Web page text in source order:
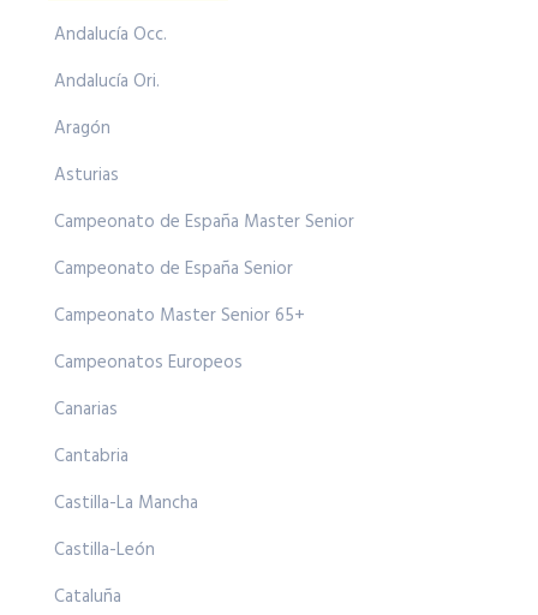
Andalucía Occ.
Andalucía Ori.
Aragón
Asturias
Campeonato de España Master Senior
Campeonato de España Senior
Campeonato Master Senior 65+
Campeonatos Europeos
Canarias
Cantabria
Castilla-La Mancha
Castilla-León
Cataluña